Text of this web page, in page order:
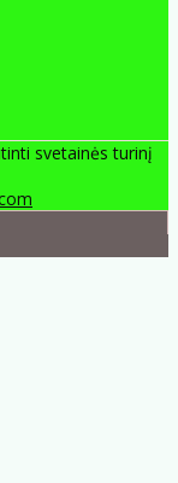
svetainės turinį